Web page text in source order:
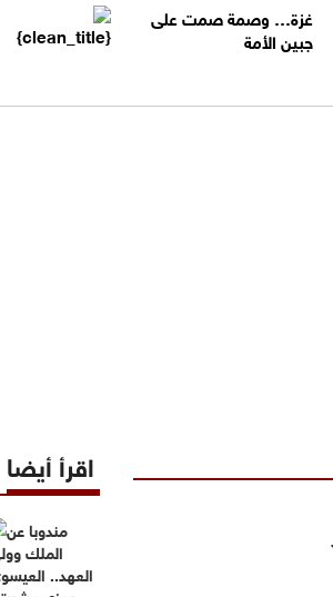
غزة… وصمة صمت على
جبين الأمة
اقرأ أيضا